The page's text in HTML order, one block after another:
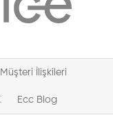
Müşteri İlişkileri
Ecc Blog